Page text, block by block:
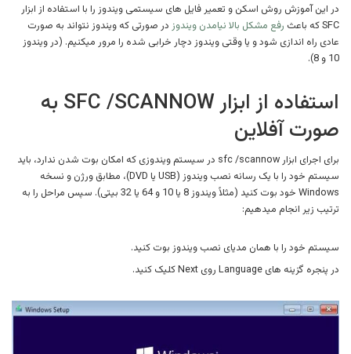
در این آموزش روش اسکن و تعمیر فایل های سیستمی ویندوز را با استفاده از ابزار
SFC که باعث
رفع مشکل بالا نیامدن ویندوز در صورتی که ویندوز نتواند به صورت
عادی راه اندازی شود و یا وقتی ویندوز دچار خرابی شده را مرور میکنیم. (در ویندوز
10 و 8).
استفاده از ابزار SFC /SCANNOW به
صورت آفلاین
برای اجرای ابزار sfc /scannow در سیستم ویندوزی که امکان بوت شدن ندارد، باید
سیستم خود را با یک رسانه نصب ویندوز (USB یا DVD)، مطابق ورژن و نسخه
Windows خود بوت کنید (مثلاً ویندوز 8 یا 10 و 64 یا 32 بیتی). سپس مراحل را به
ترتیب زیر انجام میدهیم:
سیستم خود را با همان مدیای نصب ویندوز بوت کنید.
در پنجره گزینه های Language روی Next کلیک کنید.